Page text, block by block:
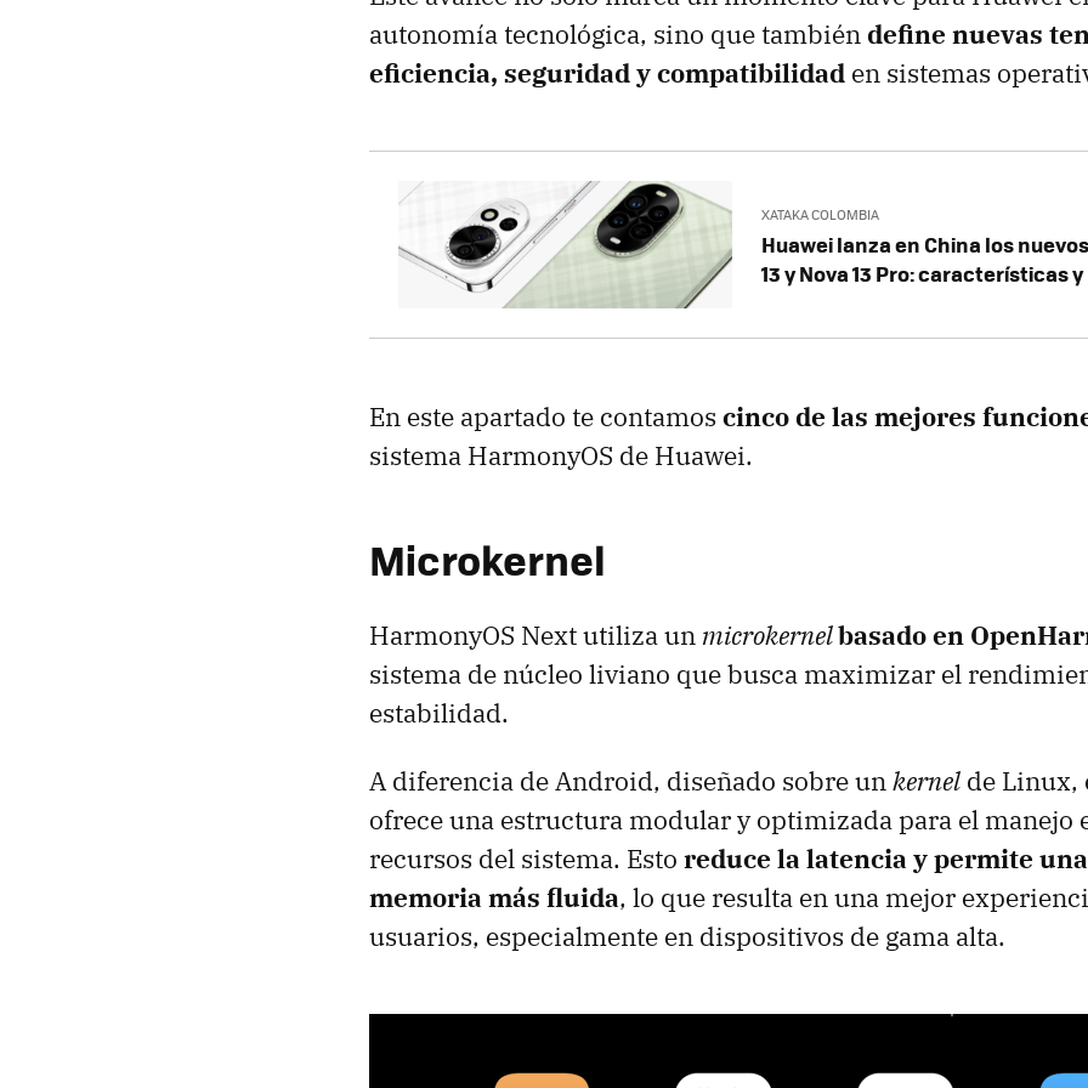
autonomía tecnológica, sino que tambiéndefine nuevas
eficiencia, seguridad y compatibilidad en sistemas
XATAKA COLOMBIA
Huawei lanza en China los
13 y Nova 13 Pro: características
En este apartado te contamos cinco de las mejores
sistema HarmonyOS de Huawei.
Microkernel
HarmonyOS Next utiliza un microkernelbasado en
sistema de núcleo liviano que busca maximizar el
estabilidad.
A diferencia de Android, diseñado sobre unkernel de Linux,
ofrece una estructura modular y optimizada para el manejo
recursos del sistema. Esto reduce la latencia y permite
memoria más fluida, lo que resulta en una mejor
usuarios, especialmente en dispositivos de gama alta.